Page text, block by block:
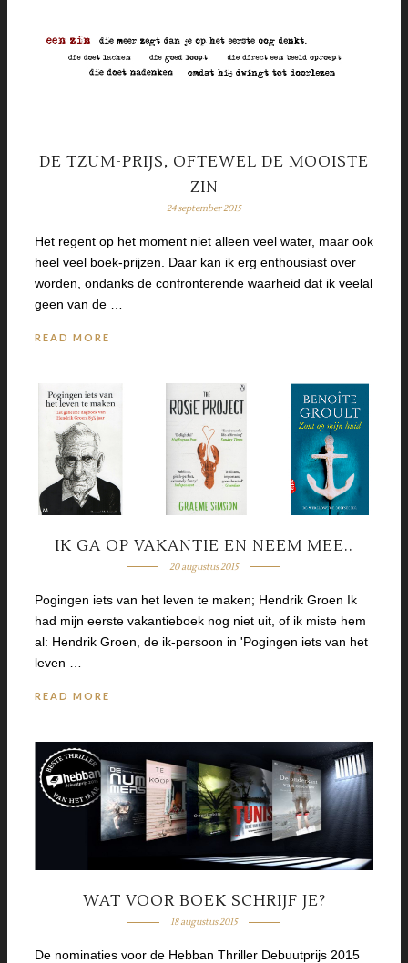
DE TZUM-PRIJS, OFTEWEL DE MOOISTE
ZIN
24 september 2015
Het regent op het moment niet alleen veel water, maar ook
heel veel boek-prijzen. Daar kan ik erg enthousiast over
worden, ondanks de confronterende waarheid dat ik veelal
geen van de …
READ MORE
IK GA OP VAKANTIE EN NEEM MEE..
20 augustus 2015
Pogingen iets van het leven te maken; Hendrik Groen Ik
had mijn eerste vakantieboek nog niet uit, of ik miste hem
al: Hendrik Groen, de ik-persoon in 'Pogingen iets van het
leven …
READ MORE
WAT VOOR BOEK SCHRIJF JE?
18 augustus 2015
De nominaties voor de Hebban Thriller Debuutprijs 2015